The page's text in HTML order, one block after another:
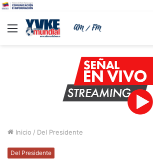
Menu
Inicio / Del Presidente
Del Presidente